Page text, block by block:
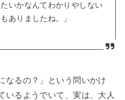
いかなんてわかりやしない
ありましたね。」
なるの？」という問いかけ
いるようでいて、実は、大人